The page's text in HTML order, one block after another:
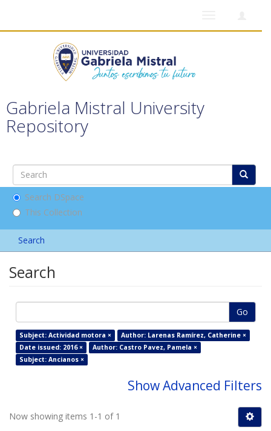
Gabriela Mistral University
Repository
Search DSpace
This Collection
Search
Search
Go
Subject: Actividad motora ×
Author: Larenas Ramírez, Catherine ×
Date issued: 2016 ×
Author: Castro Pavez, Pamela ×
Subject: Ancianos ×
Show Advanced Filters
Now showing items 1-1 of 1